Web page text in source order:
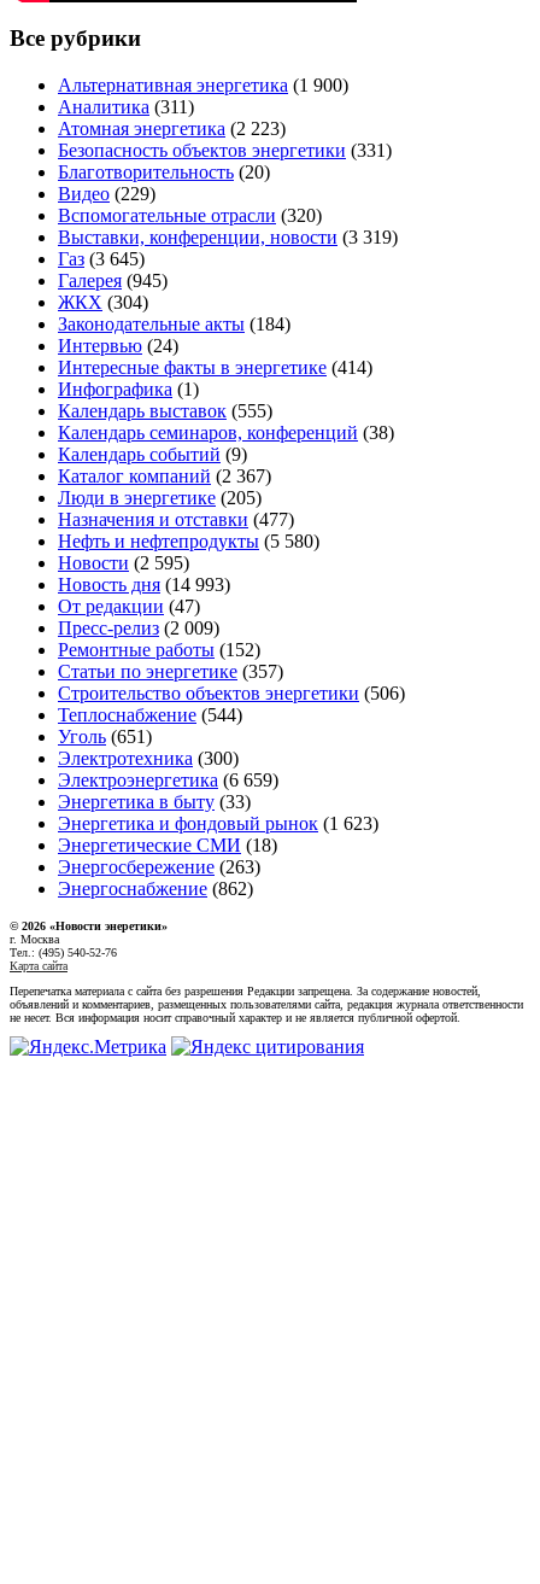
Все рубрики
Альтернативная энергетика (1 900)
Аналитика (311)
Атомная энергетика (2 223)
Безопасность объектов энергетики (331)
Благотворительность (20)
Видео (229)
Вспомогательные отрасли (320)
Выставки, конференции, новости (3 319)
Газ (3 645)
Галерея (945)
ЖКХ (304)
Законодательные акты (184)
Интервью (24)
Интересные факты в энергетике (414)
Инфографика (1)
Календарь выставок (555)
Календарь семинаров, конференций (38)
Календарь событий (9)
Каталог компаний (2 367)
Люди в энергетике (205)
Назначения и отставки (477)
Нефть и нефтепродукты (5 580)
Новости (2 595)
Новость дня (14 993)
От редакции (47)
Пресс-релиз (2 009)
Ремонтные работы (152)
Статьи по энергетике (357)
Строительство объектов энергетики (506)
Теплоснабжение (544)
Уголь (651)
Электротехника (300)
Электроэнергетика (6 659)
Энергетика в быту (33)
Энергетика и фондовый рынок (1 623)
Энергетические СМИ (18)
Энергосбережение (263)
Энергоснабжение (862)
© 2026 «Новости энеретики»
г. Москва
Тел.: (495) 540-52-76
Карта сайта
Перепечатка материала с сайта без разрешения Редакции запрещена. За содержание новостей,
объявлений и комментариев, размещенных пользователями сайта, редакция журнала ответственности
не несет. Вся информация носит справочный характер и не является публичной офертой.